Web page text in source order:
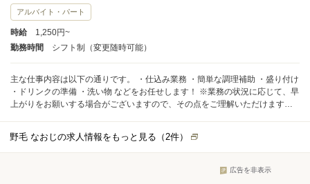
アルバイト・パート
時給
1,250円~
勤務時間
シフト制（変更随時可能）
主な仕事内容は以下の通りです。 ・仕込み業務 ・簡単な調理補助 ・盛り付け
・ドリンクの準備 ・洗い物 などをお任せします！ ※業務の状況に応じて、早
上がりをお願いする場合がございますので、その点をご理解いただけますよ
野毛 なおじの求人情報をもっと見る（2件）
広告を非表示